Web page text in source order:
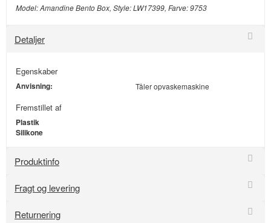
Model: Amandine Bento Box, Style: LW17399, Farve: 9753
Detaljer
Egenskaber
Anvisning: Tåler opvaskemaskine
Fremstillet af
Plastik
Silikone
Produktinfo
Fragt og levering
Returnering